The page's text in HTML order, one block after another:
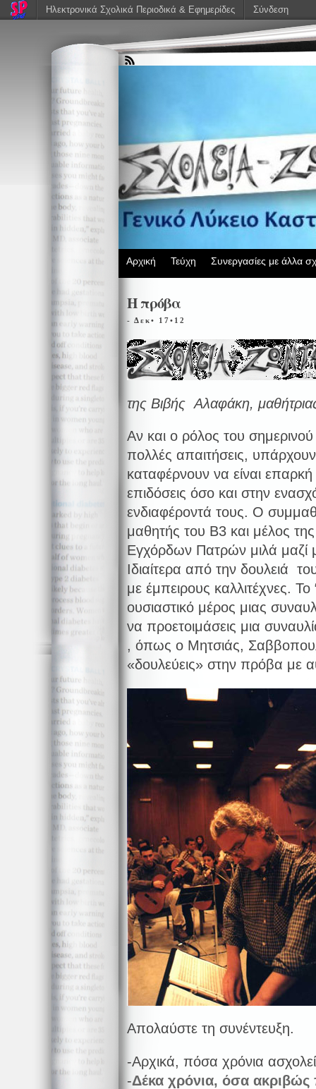
Αρχική Τεύχη Συνεργασίες με άλλα
Η πρόβα
- Δεκ• 17•12
της Βιβής Αλαφάκη,
Αν και ο ρόλος του
πολλές απαιτήσεις,
καταφέρνουν να είναι επαρκή
επιδόσεις όσο και στην
ενδιαφέροντά τους. Ο
μαθητής του Β3 και μέλος
Εγχόρδων Πατρών μιλά μαζί
Ιδιαίτερα από την δουλειά
με έμπειρους καλλιτέχνες.
ουσιαστικό μέρος μιας
να προετοιμάσεις μια
, όπως ο Μητσιάς,
«δουλεύεις» στην πρόβα με
Απολαύστε τη συνέντευξη.
-Αρχικά, πόσα χρόνια
-Δέκα χρόνια, όσα ακριβώς
Ηλεκτρονικά Σχολικά Περιοδικά & Εφημερίδες Σύνδεση